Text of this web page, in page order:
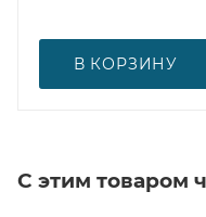
В КОРЗИНУ
С этим товаром